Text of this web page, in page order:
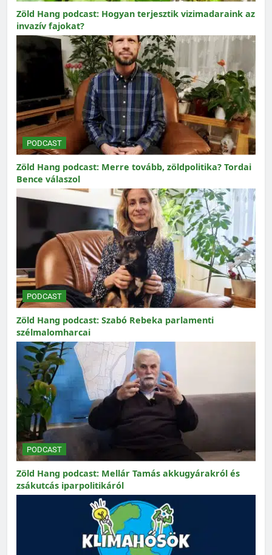
Zöld Hang podcast: Hogyan terjesztik vizimadaraink az
invazív fajokat?
PODCAST
Zöld Hang podcast: Merre tovább, zöldpolitika? Tordai
Bence válaszol
PODCAST
Zöld Hang podcast: Szabó Rebeka parlamenti
szélmalomharcai
PODCAST
Zöld Hang podcast: Mellár Tamás akkugyárakról és
zsákutcás iparpolitikáról